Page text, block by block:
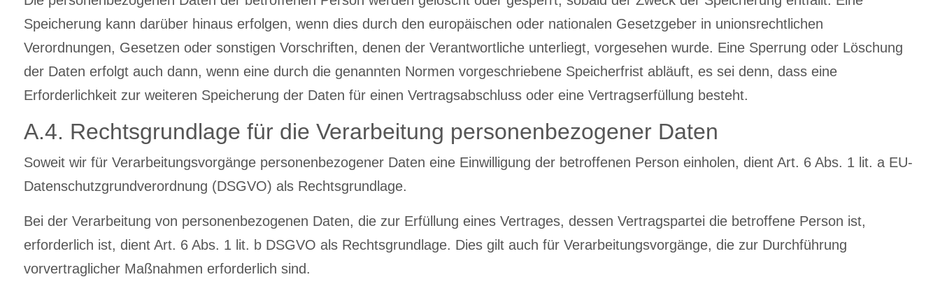
Speicherung kann darüber hinaus erfolgen, wenn dies durch den europäischen oder nationalen Gesetzgeber in unionsrechtlichen
Verordnungen, Gesetzen oder sonstigen Vorschriften, denen der Verantwortliche unterliegt, vorgesehen wurde. Eine Sperrung oder Löschung
der Daten erfolgt auch dann, wenn eine durch die genannten Normen vorgeschriebene Speicherfrist abläuft, es sei denn, dass eine
Erforderlichkeit zur weiteren Speicherung der Daten für einen Vertragsabschluss oder eine Vertragserfüllung besteht.
A.4. Rechtsgrundlage für die Verarbeitung personenbezogener Daten
Soweit wir für Verarbeitungsvorgänge personenbezogener Daten eine Einwilligung der betroffenen Person einholen, dient Art. 6 Abs. 1 lit. a EU-
Datenschutzgrundverordnung (DSGVO) als Rechtsgrundlage.
Bei der Verarbeitung von personenbezogenen Daten, die zur Erfüllung eines Vertrages, dessen Vertragspartei die betroffene Person ist,
erforderlich ist, dient Art. 6 Abs. 1 lit. b DSGVO als Rechtsgrundlage. Dies gilt auch für Verarbeitungsvorgänge, die zur Durchführung
vorvertraglicher Maßnahmen erforderlich sind.